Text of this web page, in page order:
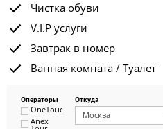
Чистка обуви
V.I.P услуги
Завтрак в номер
Ванная комната / Туалет
Операторы
OneTouch&Travel
Anex
Откуда